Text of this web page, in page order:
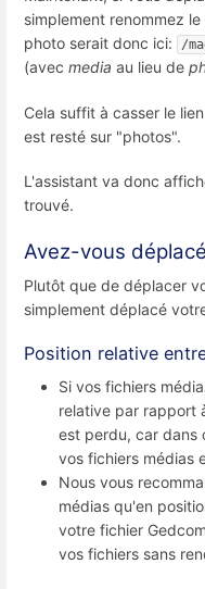
simplement renommez
photo serait donc ici:
/
(avec media au lieu de
Cela suffit à casser le
est resté sur "photos".
L'assistant va donc
trouvé.
Avez-vous
Plutôt que de déplacer
simplement déplacé
Position relative
Si vos fichiers
relative par rapport
est perdu, car dans
vos fichiers médias
Nous vous
médias qu'en
votre fichier
vos fichiers sans